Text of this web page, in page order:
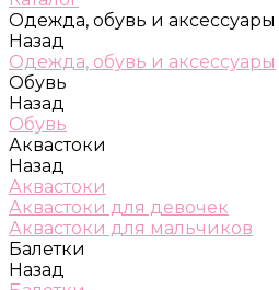
Одежда, обувь и аксессуары
Назад
Одежда, обувь и аксессуары
Обувь
Назад
Обувь
Аквастоки
Назад
Аквастоки
Аквастоки для девочек
Аквастоки для мальчиков
Балетки
Назад